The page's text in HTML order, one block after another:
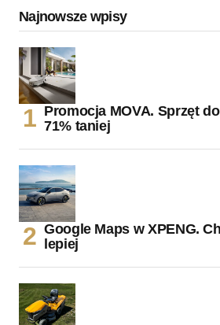
Najnowsze wpisy
Promocja MOVA. Sprzęt
71% taniej
Google Maps w XPENG.
lepiej